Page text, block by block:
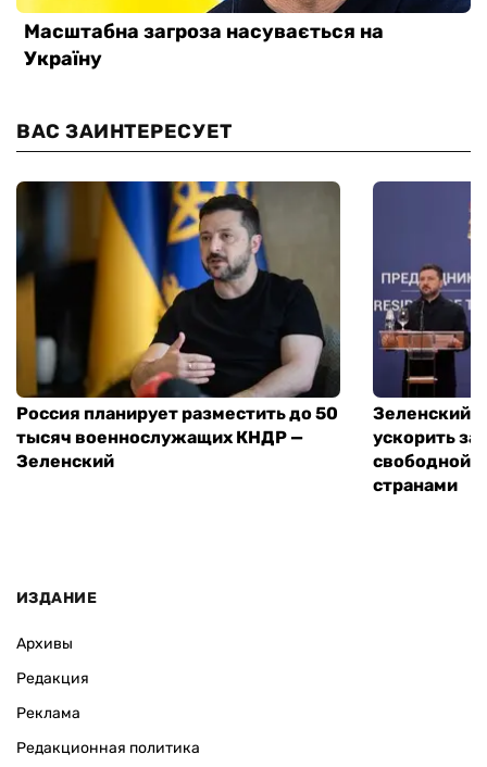
ВАС ЗАИНТЕРЕСУЕТ
Россия планирует разместить до 50
тысяч военнослужащих КНДР —
Зеленский
Зеленский
ускорить
свободной
странами
ИЗДАНИЕ
Архивы
Редакция
Реклама
Редакционная политика